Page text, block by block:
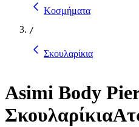
Κοσμήματα
/
Σκουλαρίκια
Asimi Body